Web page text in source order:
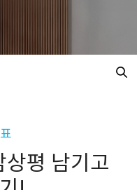
평 남기고